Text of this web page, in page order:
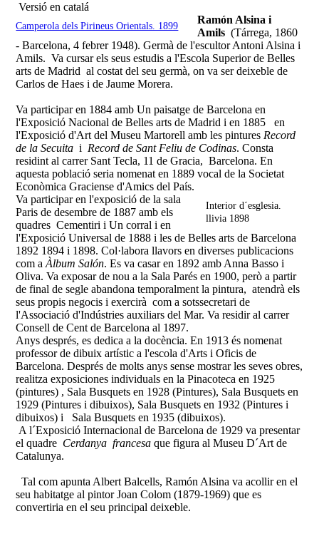
Versió en catalá
Camperola dels Pirineus Orientals. 1899
Ramón Alsina i
Amils (Tárrega, 1860
- Barcelona, 4 febrer 1948). Germà de l'escultor Antoni Alsina i
Amils. Va cursar els seus estudis a l'Escola Superior de Belles
arts de Madrid al costat del seu germà, on va ser deixeble de
Carlos de Haes i de Jaume Morera.
Va participar en 1884 amb Un paisatge de Barcelona en
l'Exposició Nacional de Belles arts de Madrid i en 1885 en
l'Exposició d'Art del Museu Martorell amb les pintures Record
de la Secuita i Record de Sant Feliu de Codinas. Consta
residint al carrer Sant Tecla, 11 de Gracia, Barcelona. En
aquesta població seria nomenat en 1889 vocal de la Societat
Econòmica Graciense d'Amics del País.
Interior d´esglesia.
llivia 1898
Va participar en l'exposició de la sala
Paris de desembre de 1887 amb els
quadres Cementiri i Un corral i en
l'Exposició Universal de 1888 i les de Belles arts de Barcelona
1892 1894 i 1898. Col·labora llavors en diverses publicacions
com aÀlbum Salón. Es va casar en 1892 amb Anna Basso i
Oliva. Va exposar de nou a la Sala Parés en 1900, però a partir
de final de segle abandona temporalment la pintura, atendrà els
seus propis negocis i exercirà com a sotssecretari de
l'Associació d'Indústries auxiliars del Mar. Va residir al carrer
Consell de Cent de Barcelona al 1897.
Anys després, es dedica a la docència. En 1913 és nomenat
professor de dibuix artístic a l'escola d'Arts i Oficis de
Barcelona. Després de molts anys sense mostrar les seves obres,
realitza exposiciones individuals en la Pinacoteca en 1925
(pintures) , Sala Busquets en 1928 (Pintures), Sala Busquets en
1929 (Pintures i dibuixos), Sala Busquets en 1932 (Pintures i
dibuixos) i Sala Busquets en 1935 (dibuixos).
A l´Exposició Internacional de Barcelona de 1929 va presentar
el quadre Cerdanya francesa que figura al Museu D´Art de
Catalunya.
Tal com apunta Albert Balcells, Ramón Alsina va acollir en el
seu habitatge al pintor Joan Colom (1879-1969) que es
convertiria en el seu principal deixeble.